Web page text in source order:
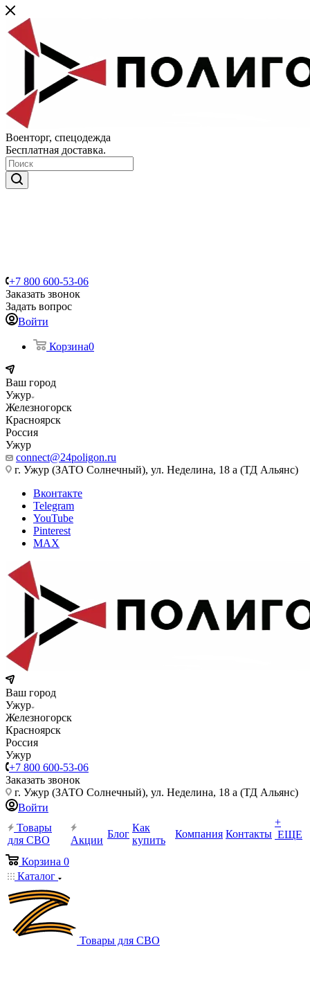
Военторг, спецодежда
Бесплатная доставка.
+7 800 600-53-06
Заказать звонок
Задать вопрос
Войти
Корзина0
Ваш город
Ужур
Железногорск
Красноярск
Россия
Ужур
connect@24poligon.ru
г. Ужур (ЗАТО Солнечный), ул. Неделина, 18 а (ТД Альянс)
Вконтакте
Telegram
YouTube
Pinterest
MAX
Ваш город
Ужур
Железногорск
Красноярск
Россия
Ужур
+7 800 600-53-06
Заказать звонок
г. Ужур (ЗАТО Солнечный), ул. Неделина, 18 а (ТД Альянс)
Войти
Товары
для СВО
Акции
Блог
Как
купить
Компания Контакты
+
ЕЩЕ
Корзина 0
Каталог
Товары для СВО